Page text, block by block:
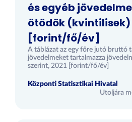
és egyéb
ötödök (kvintilisek)
[forint/fő/év]
A táblázat az egy főre jutó bruttó
jövedelmeket tartalmazza
szerint, 2021 [forint/fő/év]
Központi Statisztikai Hivatal
Utoljára